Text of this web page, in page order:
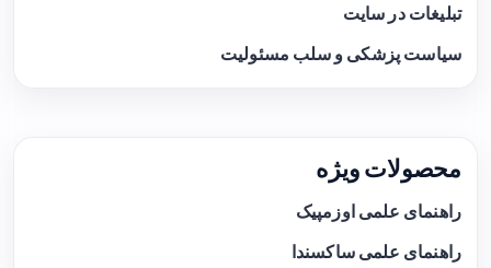
تبلیغات در سایت
سیاست پزشکی و سلب مسئولیت
محصولات ویژه
راهنمای علمی اوزمپیک
راهنمای علمی ساکسندا